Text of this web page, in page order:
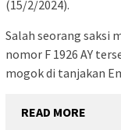
(15/2/2024).
Salah seorang saksi
nomor F 1926 AY
mogok di tanjakan
READ MORE